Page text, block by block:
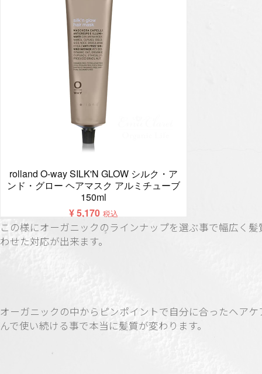
この様にオーガニックのラインナップを選ぶ事で幅広く髪
わせた対応が出来ます。
オーガニックの中からピンポイントで自分に合ったヘアケ
んで使い続ける事で本当に髪質が変わります。